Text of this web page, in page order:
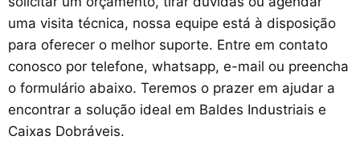
uma visita técnica, nossa equipe está à disposição
para oferecer o melhor suporte. Entre em contato
conosco por telefone, whatsapp, e-mail ou preencha
o formulário abaixo. Teremos o prazer em ajudar a
encontrar a solução ideal em Baldes Industriais e
Caixas Dobráveis.